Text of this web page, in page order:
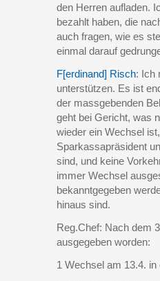
den Herren aufladen.
bezahlt haben, die
auch fragen, wie es
einmal darauf
F[erdinand] Risch: Ich
unterstützen. Es ist
der massgebenden
geht bei Gericht, was
wieder ein Wechsel
Sparkassapräsident
sind, und keine
immer Wechsel
bekanntgegeben
hinaus sind.
Reg.Chef: Nach dem
ausgegeben worden:
1 Wechsel am 13.4.